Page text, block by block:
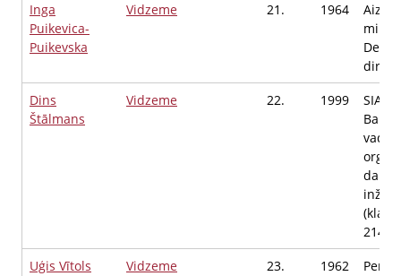
Inga
Puikevica-
Puikevska
Vidzeme 21. 1964
Dins
Štālmans
Vidzeme 22. 1999
SIA
2141
Uģis Vītols
Vidzeme 23. 1962